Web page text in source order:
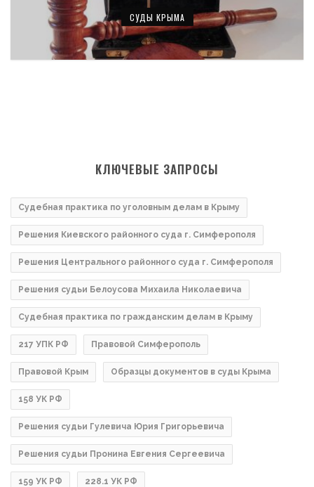
СУДЫ КРЫМА
КЛЮЧЕВЫЕ ЗАПРОСЫ
Судебная практика по уголовным делам в Крыму
Решения Киевского районного суда г. Симферополя
Решения Центрального районного суда г. Симферополя
Решения судьи Белоусова Михаила Николаевича
Судебная практика по гражданским делам в Крыму
217 УПК РФ Правовой Симферополь
Правовой Крым Образцы документов в суды Крыма
158 УК РФ
Решения судьи Гулевича Юрия Григорьевича
Решения судьи Пронина Евгения Сергеевича
159 УК РФ 228.1 УК РФ